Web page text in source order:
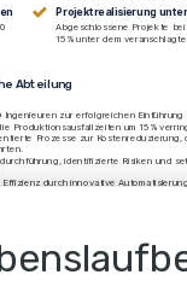
Projektrealisierung
Abgeschlossene Projekte
15% unter dem
Abteilung
Ingenieuren zur erfolgreichen Einführung
Produktionsausfallzeiten um 15%
Prozesse zur Kostenreduzierung,
identifizierte Risiken und
durch innovative
eines effizienten
in Fahrzeugflotten.
durch und stellte die Einhaltung von
Konzepte zur Steigerung der